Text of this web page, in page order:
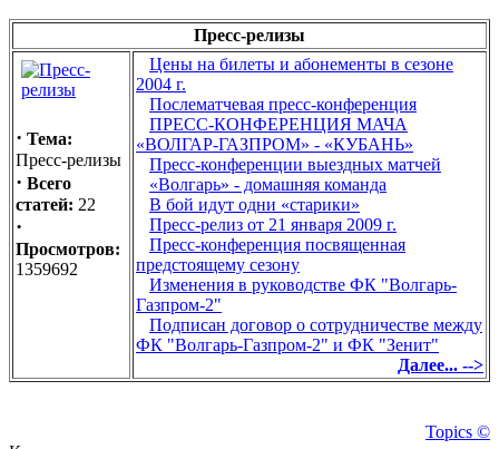
Пресс-релизы
· Тема:
Пресс-релизы
· Всего
статей: 22
·
Просмотров:
1359692
Цены на билеты и абонементы в сезоне
2004 г.
Послематчевая пресс-конференция
ПРЕСС-КОНФЕРЕНЦИЯ МАЧА
«ВОЛГАР-ГАЗПРОМ» - «КУБАНЬ»
Пресс-конференции выездных матчей
«Волгарь» - домашняя команда
В бой идут одни «старики»
Пресс-релиз от 21 января 2009 г.
Пресс-конференция посвященная
предстоящему сезону
Изменения в руководстве ФК "Волгарь-
Газпром-2"
Подписан договор о сотрудничестве между
ФК "Волгарь-Газпром-2" и ФК "Зенит"
Далее... -->
Topics ©